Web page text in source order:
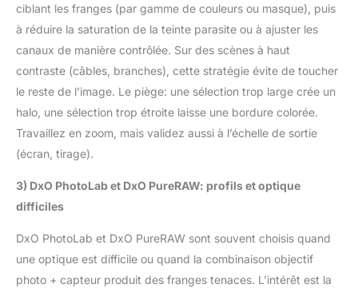
ciblant les franges (par gamme de couleurs ou masque), puis
à réduire la saturation de la teinte parasite ou à ajuster les
canaux de manière contrôlée. Sur des scènes à haut
contraste (câbles, branches), cette stratégie évite de toucher
le reste de l’image. Le piège: une sélection trop large crée un
halo, une sélection trop étroite laisse une bordure colorée.
Travaillez en zoom, mais validez aussi à l’échelle de sortie
(écran, tirage).
3) DxO PhotoLab et DxO PureRAW: profils et optique
difficiles
DxO PhotoLab et DxO PureRAW sont souvent choisis quand
une optique est difficile ou quand la combinaison objectif
photo + capteur produit des franges tenaces. L’intérêt est la